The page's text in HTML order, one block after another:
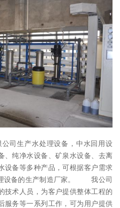
生产水处理设备，中水回用设
、纯净水设备、矿泉水设备、去离
设备等多种产品，可根据客户需求
设备的生产制造厂家。 我公司
技术人员，为客户提供整体工程的
服务等一系列工作，可为用户提供